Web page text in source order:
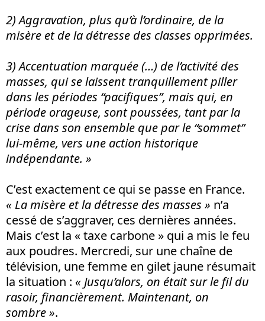
2) Aggravation, plus qu’à l’ordinaire, de la
misère et de la détresse des classes opprimées.
3) Accentuation marquée (…) de l’activité des
masses, qui se laissent tranquillement piller
dans les périodes “pacifiques”, mais qui, en
période orageuse, sont poussées, tant par la
crise dans son ensemble que par le “sommet”
lui-même, vers une action historique
indépendante. »
C’est exactement ce qui se passe en France.
« La misère et la détresse des masses » n’a
cessé de s’aggraver, ces dernières années.
Mais c’est la « taxe carbone » qui a mis le feu
aux poudres. Mercredi, sur une chaîne de
télévision, une femme en gilet jaune résumait
la situation : « Jusqu’alors, on était sur le fil du
rasoir, financièrement. Maintenant, on
sombre ».